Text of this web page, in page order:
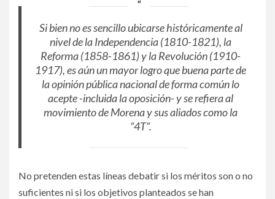
Si bien no es sencillo ubicarse históricamente al
nivel de la Independencia (1810-1821), la
Reforma (1858-1861) y la Revolución (1910-
1917), es aún un mayor logro que buena parte de
la opinión pública nacional de forma común lo
acepte -incluida la oposición- y se refiera al
movimiento de Morena y sus aliados como la
“4T”.
No pretenden estas líneas debatir si los méritos son o no
suficientes ni si los objetivos planteados se han